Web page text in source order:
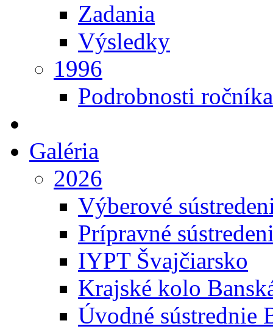
Zadania
Výsledky
1996
Podrobnosti ročníka
Galéria
2026
Výberové
Prípravné
IYPT Švajčiarsko
Krajské kolo
Úvodné sústrednie